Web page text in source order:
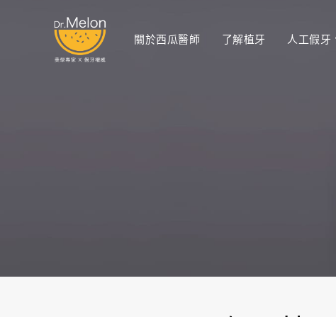
關於西瓜醫師 了解植牙 人工假牙